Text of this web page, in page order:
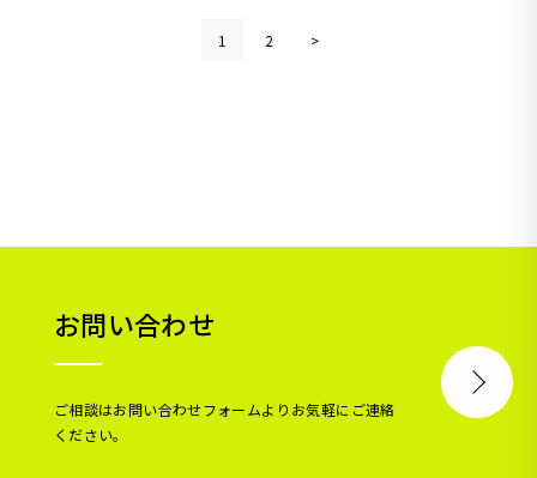
1 2 >
お問い合わせ
ご相談はお問い合わせフォームよりお気軽にご連絡
ください。